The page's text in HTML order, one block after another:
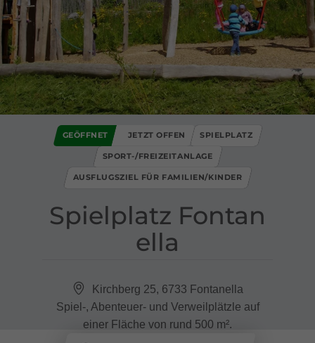
Spielplatz Fontan
ella
GEÖFFNET JETZT OFFEN SPIELPLATZ
SPORT-/FREIZEITANLAGE
AUSFLUGSZIEL FÜR FAMILIEN/KINDER
Kirchberg 25, 6733 Fontanella
Spiel-, Abenteuer- und Verweilplätzle auf
einer Fläche von rund 500 m².